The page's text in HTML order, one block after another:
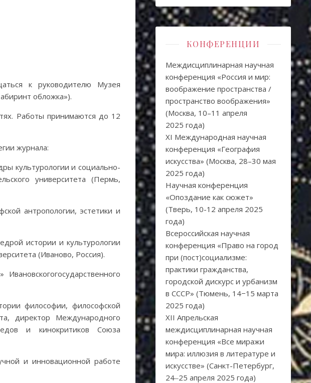
к руководителю Музея
обложка»).
Работы принимаются до 12
журнала:
культурологии и социально-
университета (Пермь,
антропологии, эстетики и
истории и культурологии
(Иваново, Россия).
философии, философской
директор Международного
и кинокритиков Союза
и инновационной работе
КОНФЕРЕНЦИИ
Междисциплинарная научная
конференция «Россия и мир:
воображение пространства /
пространство воображения»
(Москва, 10–11 апреля
2025 года)
XI Международная научная
конференция «География
искусства» (Москва, 28–30 мая
2025 года)
Научная конференция
«Опоздание как сюжет»
(Тверь, 10-12 апреля 2025
года)
Всероссийская научная
конференция «Право на город
при (пост)социализме:
практики гражданства,
городской дискурс и урбанизм
в СССР» (Тюмень, 14−15 марта
2025 года)
XII Апрельская
междисциплинарная научная
конференция «Все миражи
мира: иллюзия в литературе и
искусстве» (Санкт-Петербург,
24‒25 апреля 2025 года)